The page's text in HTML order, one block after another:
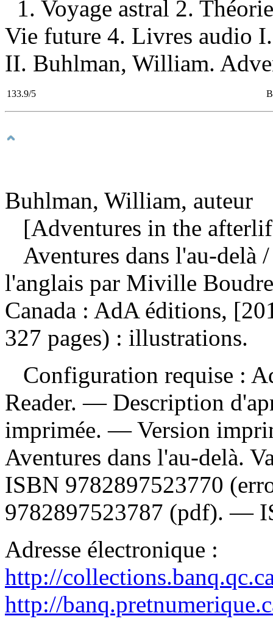
1. Voyage astral 2.
Vie future 4. Livres audio
II. Buhlman, William.
133.9/5
Buhlman, William, auteur
[Adventures in the
Aventures dans l'au-delà
l'anglais par Miville
Canada : AdA éditions,
327 pages) : illustrations.
Configuration requise :
Reader. — Description
imprimée. —Version
Aventures dans l'au-delà.
ISBN 9782897523770
9782897523787 (pdf). —
Adresse électronique :
http://
http://